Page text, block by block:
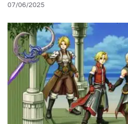
07/06/2025